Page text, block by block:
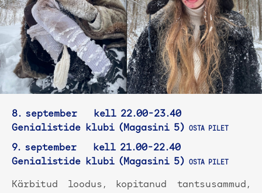
8. september kell 22.00-23.40
Genialistide klubi (Magasini 5)
OSTA PILET
9. september kell 21.00-22.40
Genialistide klubi (Magasini 5)
OSTA PILET
Kärbitud loodus, kopitanud tantsusammud,